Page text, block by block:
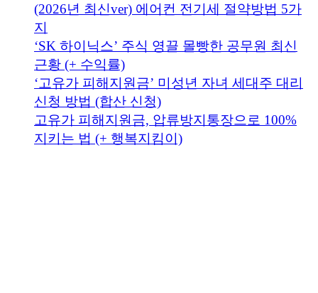
(2026년 최신ver) 에어컨 전기세 절약방법 5가
지
‘SK 하이닉스’ 주식 영끌 몰빵한 공무원 최신
근황 (+ 수익률)
‘고유가 피해지원금’ 미성년 자녀 세대주 대리
신청 방법 (합산 신청)
고유가 피해지원금, 압류방지통장으로 100%
지키는 법 (+ 행복지킴이)